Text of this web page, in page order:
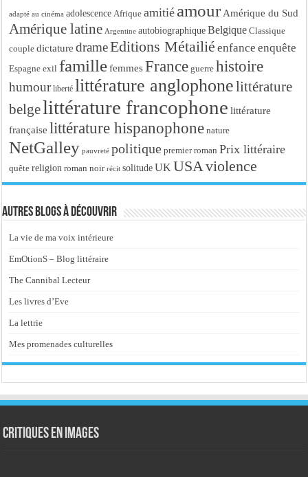
adapté au cinéma adolescence Afrique amitié amour Amérique du Sud
Amérique latine Argentine autobiographique Belgique Classique
couple dictature drameEditions Métailié enfance enquête
Espagne exil famille femmes France guerre histoire
humour liberté littérature anglophonelittérature
belgelittérature francophone littérature
française littérature hispanophone nature
NetGalley pauvreté politique premier roman Prix littéraire
quête religion roman noir récit solitude UK USAviolence
Autres blogs à découvrir
La vie de ma voix intérieure
EmOtionS – Blog littéraire
The Cannibal Lecteur
Les livres d’Eve
La lettrie
Mes promenades culturelles
Critiques en images